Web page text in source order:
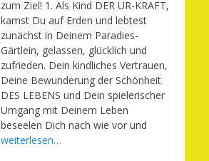
zum Ziel! 1. Als Kind DER UR-KRAFT,
kamst Du auf Erden und lebtest
zunächst in Deinem Paradies-
Gärtlein, gelassen, glücklich und
zufrieden. Dein kindliches Vertrauen,
Deine Bewunderung der Schönheit
DES LEBENS und Dein spielerischer
Umgang mit Deinem Leben
beseelen Dich nach wie vor und
weiterlesen…